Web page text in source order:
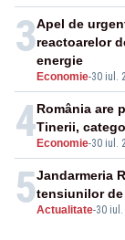
3
Economie-30 iul.
Apel de
reactoarelor
energie
4 Economie-30 iul.
România are
Tinerii,
5Actualitate-30 iul.
Jandarmeria
tensiunilor de